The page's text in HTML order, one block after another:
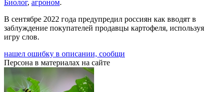
Биолог, агроном.
В сентябре 2022 года предупредил россиян как вводят в
заблуждение покупателей продавцы картофеля, используя
игру слов.
нашел ошибку в описании, сообщи
Персона в материалах на сайте